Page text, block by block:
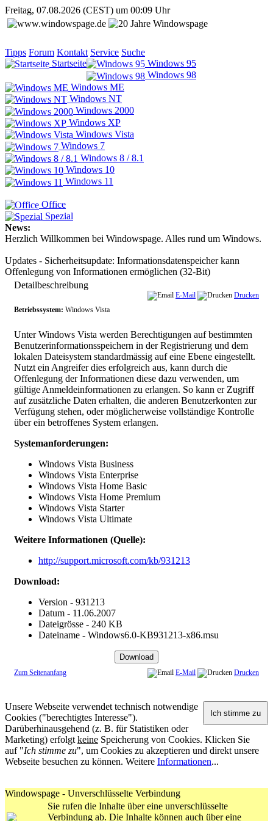
Freitag, 07.08.2026 (CEST) um 00:09 Uhr
Tipps Forum Kontakt Service Suche
Startseite
Windows 95
Windows 98
Windows ME
Windows NT
Windows 2000
Windows XP
Windows Vista
Windows 7
Windows 8 / 8.1
Windows 10
Windows 11
Office
Spezial
News:
Herzlich Willkommen bei Windowspage. Alles rund um Windows.
Updates - Sicherheitsupdate: Informationsdatenspeicher kann
Offenlegung von Informationen ermöglichen (32-Bit)
Detailbeschreibung
E-Mail
Drucken
Betriebssystem: Windows Vista
Unter Windows Vista werden Berechtigungen auf bestimmten
Benutzerinformationsspeichern in der Registrierung und dem
lokalen Dateisystem standardmässig auf eine Ebene eingestellt.
Nutzt ein Angreifer dies erfolgreich aus, kann durch die
Offenlegung der Informationen diese dazu verwenden, um
gültige Anmeldeinformationen zu erlangen. So kann er Zugriff
auf zusätzliche Daten erhalten, die anderen Benutzerkonten zur
Verfügung stehen, oder möglicherweise vollständige Kontrolle
über ein betroffenes System erlangen.
Systemanforderungen:
Windows Vista Business
Windows Vista Enterprise
Windows Vista Home Basic
Windows Vista Home Premium
Windows Vista Starter
Windows Vista Ultimate
Weitere Informationen (Quelle):
http://support.microsoft.com/kb/931213
Download:
Version - 931213
Datum - 11.06.2007
Dateigrösse - 240 KB
Dateiname - Windows6.0-KB931213-x86.msu
Zum Seitenanfang E-Mail Drucken
Unsere Webseite verwendet technisch notwendige
Cookies ("berechtigtes Interesse").
Darüberhinausgehend (z. B. für Statistiken oder
Marketing) erfolgt keine Speicherung von Cookies. Klicken Sie
auf "Ich stimme zu", um Cookies zu akzeptieren und direkt unsere
Webseite besuchen zu können. Weitere Informationen...
Windowspage - Unverschlüsselte Verbindung
Sie rufen die Inhalte über eine unverschlüsselte
Verbindung ab. Die Inhalte können auch über eine